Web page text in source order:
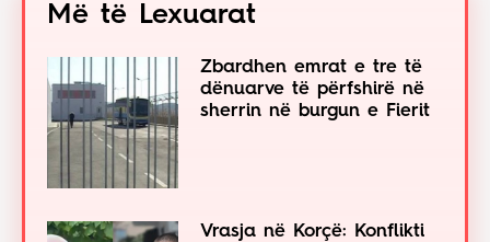
Më të Lexuarat
Zbardhen emrat e tre të
dënuarve të përfshirë në
sherrin në burgun e Fierit
Vrasja në Korçë: Konflikti